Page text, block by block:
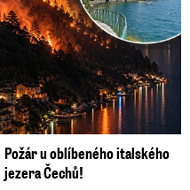
Požár u oblíbeného italského
jezera Čechů!